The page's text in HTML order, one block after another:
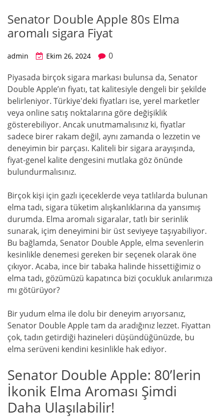
Senator Double Apple 80s Elma
aromalı sigara Fiyat
admin Ekim 26, 2024
0
Piyasada birçok sigara markası bulunsa da, Senator
Double Apple’ın fiyatı, tat kalitesiyle dengeli bir şekilde
belirleniyor. Türkiye'deki fiyatları ise, yerel marketler
veya online satış noktalarına göre değişiklik
gösterebiliyor. Ancak unutmamalısınız ki, fiyatlar
sadece birer rakam değil, aynı zamanda o lezzetin ve
deneyimin bir parçası. Kaliteli bir sigara arayışında,
fiyat-genel kalite dengesini mutlaka göz önünde
bulundurmalısınız.
Birçok kişi için gazlı içeceklerde veya tatlılarda bulunan
elma tadı, sigara tüketim alışkanlıklarına da yansımış
durumda. Elma aromalı sigaralar, tatlı bir serinlik
sunarak, içim deneyimini bir üst seviyeye taşıyabiliyor.
Bu bağlamda, Senator Double Apple, elma sevenlerin
kesinlikle denemesi gereken bir seçenek olarak öne
çıkıyor. Acaba, ince bir tabaka halinde hissettiğimiz o
elma tadı, gözümüzü kapatınca bizi çocukluk anılarımıza
mı götürüyor?
Bir yudum elma ile dolu bir deneyim arıyorsanız,
Senator Double Apple tam da aradığınız lezzet. Fiyattan
çok, tadın getirdiği hazineleri düşündüğünüzde, bu
elma serüveni kendini kesinlikle hak ediyor.
Senator Double Apple: 80’lerin
İkonik Elma Aroması Şimdi
Daha Ulaşılabilir!